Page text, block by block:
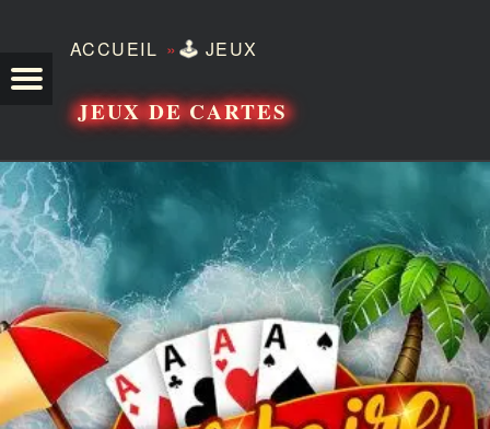
ACCUEIL »🕹️ JEUX
JEUX DE CARTES